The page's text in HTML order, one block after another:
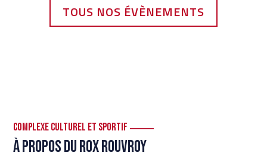
TOUS NOS ÉVÈNEMENTS
Complexe culturel et sportif
À propos du ROx Rouvroy